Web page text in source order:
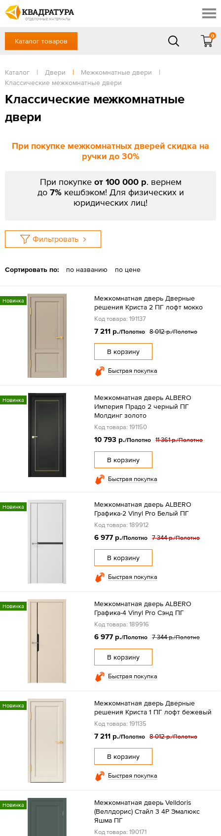
ОТДЕЛОЧНЫЕ МАТЕРИАЛЫ
Профи
Доставка и оплата
Готовые решения
Акции
Отзывы
+7 (3822) 48-94-10
Сб, Вс — выходной
ЗАКАЗАТЬ ЗВОНОК
Вход / Регистрация
Каталог товаров
0
Каталог | Двери | Межкомнатные двери
|
Классические межкомнатные двери
Классические межкомнатные
двери
При покупке межкомнатных дверей скидка на
ручки до 30%
При покупке от 100 000 р. вернем
до 7% кешбэком! Для физических и
юридических лиц!
Фильтровать
Сортировать по: по названию по цене
Новинка
Межкомнатная дверь Дверные
решения Криста 2 ПГ лофт мокко
Код товара: 191137
7 211 р./Полотно 8 012 р./Полотно
В корзину
Быстрая покупка
Новинка
Межкомнатная дверь ALBERO
Империя Прадо 2 черный ПГ
Молдинг золото
Код товара: 191150
10 793 р./Полотно 11 361 р./Полотно
В корзину
Быстрая покупка
Новинка
Межкомнатная дверь ALBERO
Графика-2 Vinyl Pro Белый ПГ
Код товара: 189912
6 977 р./Полотно 7 344 р./Полотно
В корзину
Быстрая покупка
Новинка
Межкомнатная дверь ALBERO
Графика-4 Vinyl Pro Сэнд ПГ
Код товара: 189916
6 977 р./Полотно 7 344 р./Полотно
В корзину
Быстрая покупка
Новинка
Межкомнатная дверь Дверные
решения Криста 1 ПГ лофт бежевый
Код товара: 191135
7 211 р./Полотно 8 012 р./Полотно
В корзину
Быстрая покупка
Новинка
Межкомнатная дверь Velldoris
(Веллдорис) Стайл 3 4P Эмалюкс
Яшма ПГ
Код товара: 190171